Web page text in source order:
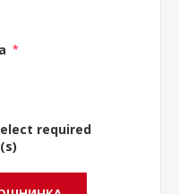
*
required